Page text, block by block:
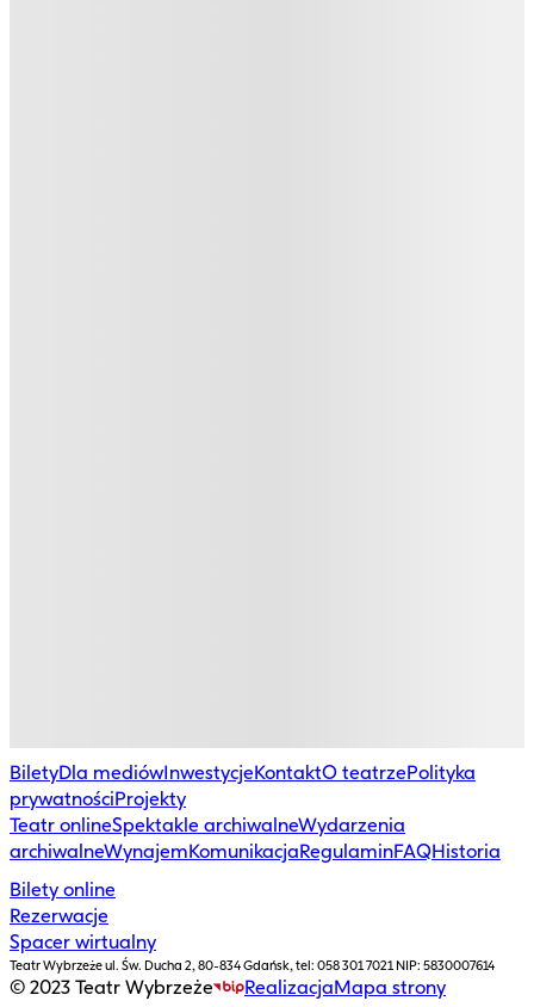
BiletyDla mediówInwestycjeKontaktO teatrzePolityka
prywatnościProjekty
Teatr onlineSpektakle archiwalneWydarzenia
archiwalneWynajemKomunikacjaRegulaminFAQHistoria
Bilety online
Rezerwacje
Spacer wirtualny
Teatr Wybrzeżeul. Św. Ducha 2, 80-834 Gdańsk, tel: 058 301 7021 NIP: 5830007614
© 2023 Teatr Wybrzeże RealizacjaMapa strony